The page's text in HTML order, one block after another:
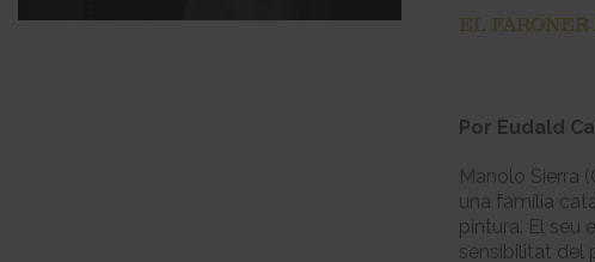
EL
Por Eudald
Manolo Sierra
una família
pintura. El seu
sensibilitat del